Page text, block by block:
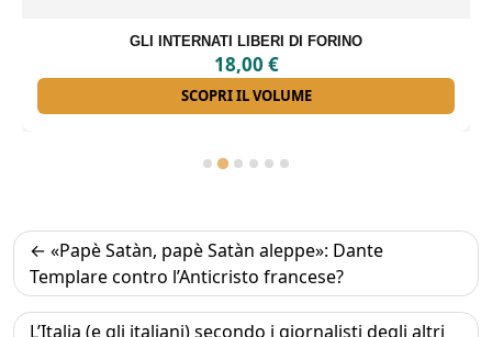
GLI INTERNATI LIBERI DI FORINO
18,00 €
SCOPRI IL VOLUME
Navigazione
articoli
«Papè Satàn, papè Satàn aleppe»: Dante
Templare contro l’Anticristo francese?
L’Italia (e gli italiani) secondo i giornalisti degli altri